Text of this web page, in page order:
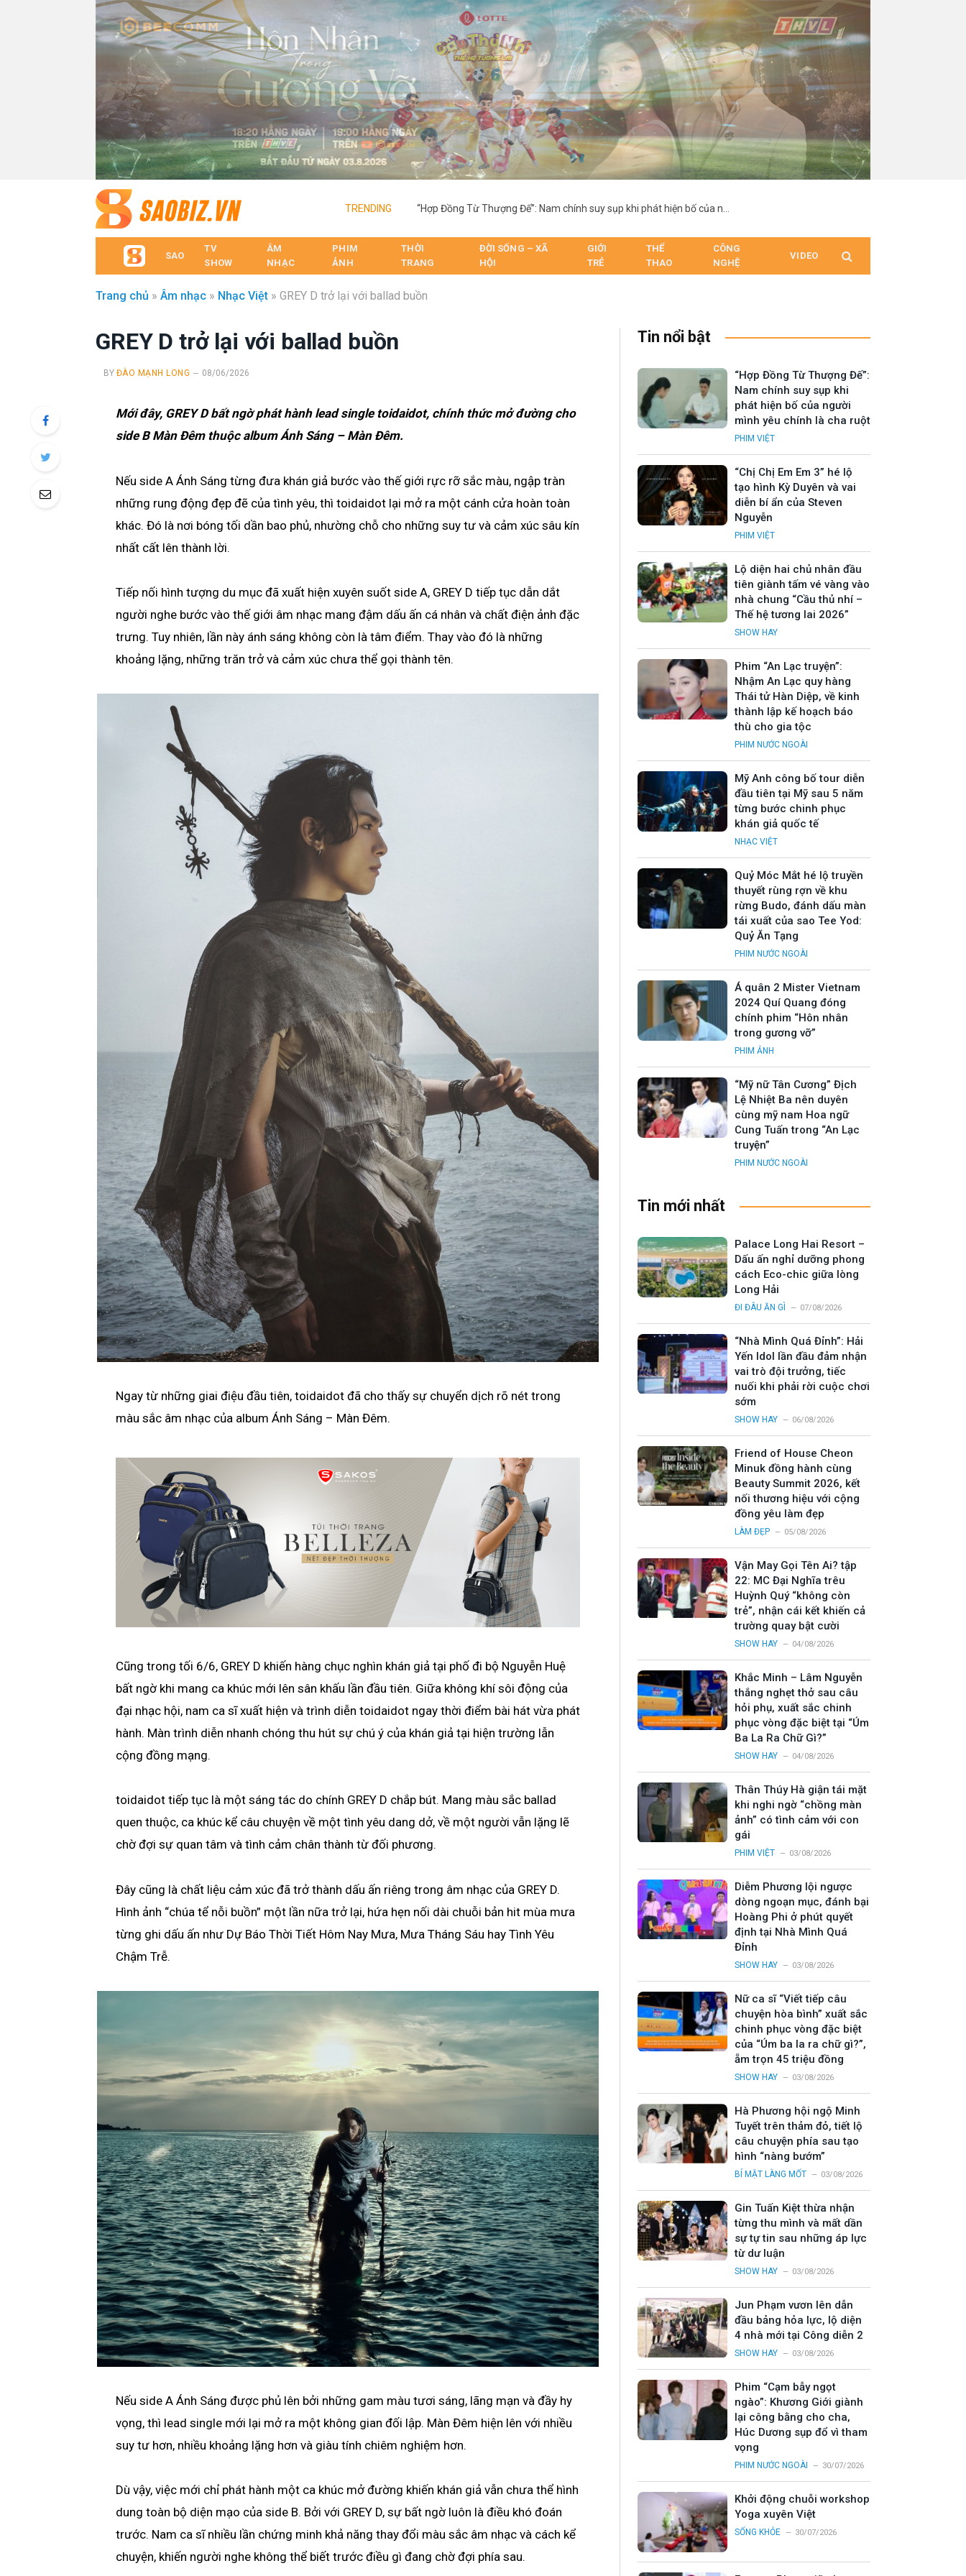
TRENDING
SAO
TV
SHOW
ÂM
NHẠC
PHIM
ẢNH
THỜI
TRANG
ĐỜI SỐNG – XÃ
HỘI
GIỚI
TRẺ
THỂ
THAO
CÔNG
NGHỆ
VIDEO
Trang chủ » Âm nhạc » Nhạc Việt » GREY D trở lại với ballad buồn
GREY D trở lại với ballad buồn
BY ĐÀO MẠNH LONG 08/06/2026
Mới đây, GREY D bất ngờ phát hành lead single toidaidot, chính thức mở đường cho
side B Màn Đêm thuộc album Ánh Sáng – Màn Đêm.
Nếu side A Ánh Sáng từng đưa khán giả bước vào thế giới rực rỡ sắc màu, ngập tràn
những rung động đẹp đẽ của tình yêu, thì toidaidot lại mở ra một cánh cửa hoàn toàn
khác. Đó là nơi bóng tối dần bao phủ, nhường chỗ cho những suy tư và cảm xúc sâu kín
nhất cất lên thành lời.
Tiếp nối hình tượng du mục đã xuất hiện xuyên suốt side A, GREY D tiếp tục dẫn dắt
người nghe bước vào thế giới âm nhạc mang đậm dấu ấn cá nhân và chất điện ảnh đặc
trưng. Tuy nhiên, lần này ánh sáng không còn là tâm điểm. Thay vào đó là những
khoảng lặng, những trăn trở và cảm xúc chưa thể gọi thành tên.
Ngay từ những giai điệu đầu tiên, toidaidot đã cho thấy sự chuyển dịch rõ nét trong
màu sắc âm nhạc của album Ánh Sáng – Màn Đêm.
Cũng trong tối 6/6, GREY D khiến hàng chục nghìn khán giả tại phố đi bộ Nguyễn Huệ
bất ngờ khi mang ca khúc mới lên sân khấu lần đầu tiên. Giữa không khí sôi động của
đại nhạc hội, nam ca sĩ xuất hiện và trình diễn toidaidot ngay thời điểm bài hát vừa phát
hành. Màn trình diễn nhanh chóng thu hút sự chú ý của khán giả tại hiện trường lẫn
cộng đồng mạng.
toidaidot tiếp tục là một sáng tác do chính GREY D chắp bút. Mang màu sắc ballad
quen thuộc, ca khúc kể câu chuyện về một tình yêu dang dở, về một người vẫn lặng lẽ
chờ đợi sự quan tâm và tình cảm chân thành từ đối phương.
Đây cũng là chất liệu cảm xúc đã trở thành dấu ấn riêng trong âm nhạc của GREY D.
Hình ảnh “chúa tể nỗi buồn” một lần nữa trở lại, hứa hẹn nối dài chuỗi bản hit mùa mưa
từng ghi dấu ấn như Dự Báo Thời Tiết Hôm Nay Mưa, Mưa Tháng Sáu hay Tình Yêu
Chậm Trễ.
Nếu side A Ánh Sáng được phủ lên bởi những gam màu tươi sáng, lãng mạn và đầy hy
vọng, thì lead single mới lại mở ra một không gian đối lập. Màn Đêm hiện lên với nhiều
suy tư hơn, nhiều khoảng lặng hơn và giàu tính chiêm nghiệm hơn.
Dù vậy, việc mới chỉ phát hành một ca khúc mở đường khiến khán giả vẫn chưa thể hình
dung toàn bộ diện mạo của side B. Bởi với GREY D, sự bất ngờ luôn là điều khó đoán
trước. Nam ca sĩ nhiều lần chứng minh khả năng thay đổi màu sắc âm nhạc và cách kể
chuyện, khiến người nghe không thể biết trước điều gì đang chờ đợi phía sau.
Tin nổi bật
“Hợp Đồng Từ Thượng Đế”:
Nam chính suy sụp khi
phát hiện bố của người
mình yêu chính là cha ruột
PHIM VIỆT
“Chị Chị Em Em 3” hé lộ
tạo hình Kỳ Duyên và vai
diễn bí ẩn của Steven
Nguyễn
PHIM VIỆT
Lộ diện hai chủ nhân đầu
tiên giành tấm vé vàng vào
nhà chung “Cầu thủ nhí –
Thế hệ tương lai 2026”
SHOW HAY
Phim “An Lạc truyện”:
Nhậm An Lạc quy hàng
Thái tử Hàn Diệp, về kinh
thành lập kế hoạch báo
thù cho gia tộc
PHIM NƯỚC NGOÀI
Mỹ Anh công bố tour diễn
đầu tiên tại Mỹ sau 5 năm
từng bước chinh phục
khán giả quốc tế
NHẠC VIỆT
Quỷ Móc Mắt hé lộ truyền
thuyết rùng rợn về khu
rừng Budo, đánh dấu màn
tái xuất của sao Tee Yod:
Quỷ Ăn Tạng
PHIM NƯỚC NGOÀI
Á quân 2 Mister Vietnam
2024 Quí Quang đóng
chính phim “Hôn nhân
trong gương vỡ”
PHIM ẢNH
“Mỹ nữ Tân Cương” Địch
Lệ Nhiệt Ba nên duyên
cùng mỹ nam Hoa ngữ
Cung Tuấn trong “An Lạc
truyện”
PHIM NƯỚC NGOÀI
Tin mới nhất
Palace Long Hai Resort –
Dấu ấn nghỉ dưỡng phong
cách Eco-chic giữa lòng
Long Hải
ĐI ĐÂU ĂN GÌ 07/08/2026
“Nhà Mình Quá Đỉnh”: Hải
Yến Idol lần đầu đảm nhận
vai trò đội trưởng, tiếc
nuối khi phải rời cuộc chơi
sớm
SHOW HAY 06/08/2026
Friend of House Cheon
Minuk đồng hành cùng
Beauty Summit 2026, kết
nối thương hiệu với cộng
đồng yêu làm đẹp
LÀM ĐẸP 05/08/2026
Vận May Gọi Tên Ai? tập
22: MC Đại Nghĩa trêu
Huỳnh Quý “không còn
trẻ”, nhận cái kết khiến cả
trường quay bật cười
SHOW HAY 04/08/2026
Khắc Minh – Lâm Nguyễn
thắng nghẹt thở sau câu
hỏi phụ, xuất sắc chinh
phục vòng đặc biệt tại “Úm
Ba La Ra Chữ Gì?”
SHOW HAY 04/08/2026
Thân Thúy Hà giận tái mặt
khi nghi ngờ “chồng màn
ảnh” có tình cảm với con
gái
PHIM VIỆT 03/08/2026
Diễm Phương lội ngược
dòng ngoạn mục, đánh bại
Hoàng Phi ở phút quyết
định tại Nhà Mình Quá
Đỉnh
SHOW HAY 03/08/2026
Nữ ca sĩ “Viết tiếp câu
chuyện hòa bình” xuất sắc
chinh phục vòng đặc biệt
của “Úm ba la ra chữ gì?”,
ẵm trọn 45 triệu đồng
SHOW HAY 03/08/2026
Hà Phương hội ngộ Minh
Tuyết trên thảm đỏ, tiết lộ
câu chuyện phía sau tạo
hình “nàng bướm”
BÍ MẬT LÀNG MỐT 03/08/2026
Gin Tuấn Kiệt thừa nhận
từng thu mình và mất dần
sự tự tin sau những áp lực
từ dư luận
SHOW HAY 03/08/2026
Jun Phạm vươn lên dẫn
đầu bảng hỏa lực, lộ diện
4 nhà mới tại Công diễn 2
SHOW HAY 03/08/2026
Phim “Cạm bẫy ngọt
ngào”: Khương Giới giành
lại công bằng cho cha,
Húc Dương sụp đổ vì tham
vọng
PHIM NƯỚC NGOÀI 30/07/2026
Khởi động chuỗi workshop
Yoga xuyên Việt
SỐNG KHỎE 30/07/2026